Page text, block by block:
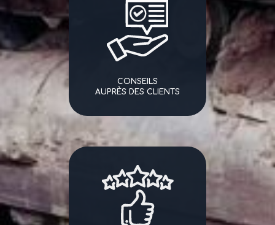
CONSEILS
AUPRÈS DES CLIENTS